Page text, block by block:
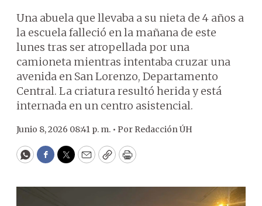
Una abuela que llevaba a su nieta de 4 años a
la escuela falleció en la mañana de este
lunes tras ser atropellada por una
camioneta mientras intentaba cruzar una
avenida en San Lorenzo, Departamento
Central. La criatura resultó herida y está
internada en un centro asistencial.
Junio 8, 2026 08:41 p. m. • Por Redacción ÚH
WhatsApp
Facebook
Twitter
EmailCopyPrint